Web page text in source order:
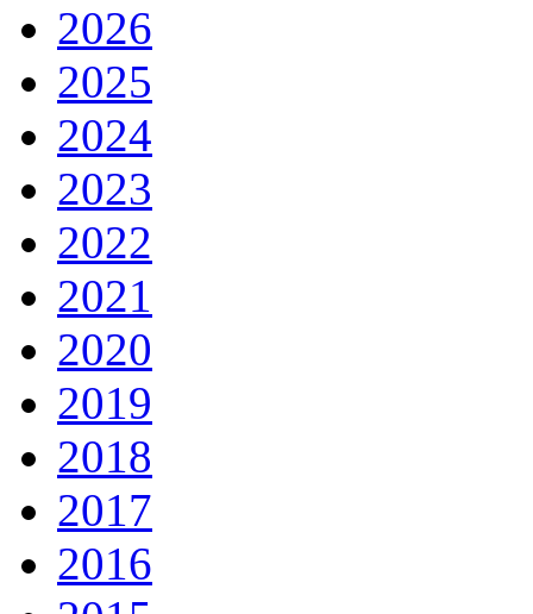
2026
2025
2024
2023
2022
2021
2020
2019
2018
2017
2016